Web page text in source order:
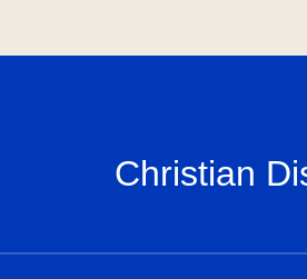
Christian